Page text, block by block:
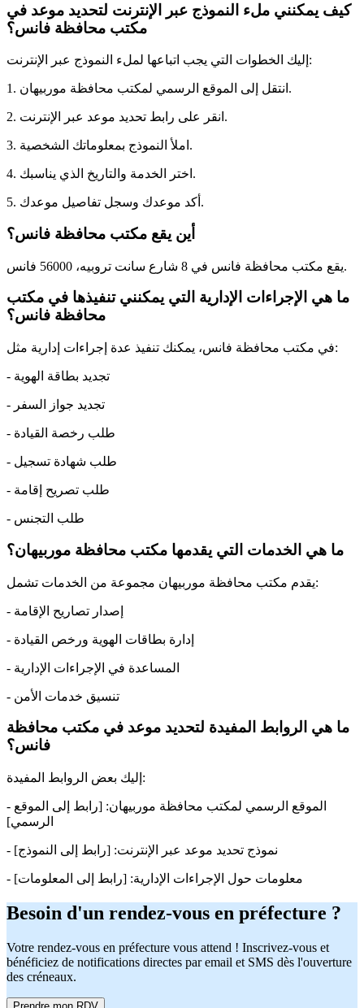
كيف يمكنني ملء النموذج عبر الإنترنت لتحديد موعد في
مكتب محافظة فانس؟
إليك الخطوات التي يجب اتباعها لملء النموذج عبر الإنترنت:
1. انتقل إلى الموقع الرسمي لمكتب محافظة موربيهان.
2. انقر على رابط تحديد موعد عبر الإنترنت.
3. املأ النموذج بمعلوماتك الشخصية.
4. اختر الخدمة والتاريخ الذي يناسبك.
5. أكد موعدك وسجل تفاصيل موعدك.
أين يقع مكتب محافظة فانس؟
يقع مكتب محافظة فانس في 8 شارع سانت تروبيه، 56000 فانس.
ما هي الإجراءات الإدارية التي يمكنني تنفيذها في مكتب
محافظة فانس؟
في مكتب محافظة فانس، يمكنك تنفيذ عدة إجراءات إدارية مثل:
- تجديد بطاقة الهوية
- تجديد جواز السفر
- طلب رخصة القيادة
- طلب شهادة تسجيل
- طلب تصريح إقامة
- طلب التجنس
ما هي الخدمات التي يقدمها مكتب محافظة موربيهان؟
يقدم مكتب محافظة موربيهان مجموعة من الخدمات تشمل:
- إصدار تصاريح الإقامة
- إدارة بطاقات الهوية ورخص القيادة
- المساعدة في الإجراءات الإدارية
- تنسيق خدمات الأمن
ما هي الروابط المفيدة لتحديد موعد في مكتب محافظة
فانس؟
إليك بعض الروابط المفيدة:
- الموقع الرسمي لمكتب محافظة موربيهان: [رابط إلى الموقع
الرسمي]
- نموذج تحديد موعد عبر الإنترنت: [رابط إلى النموذج]
- معلومات حول الإجراءات الإدارية: [رابط إلى المعلومات]
Besoin d'un rendez-vous en préfecture ?
Votre rendez-vous en préfecture vous attend ! Inscrivez-vous et
bénéficiez de notifications directes par email et SMS dès l'ouverture
des créneaux.